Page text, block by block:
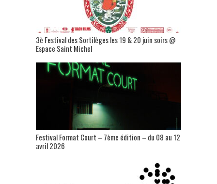
3è Festival des Sortilèges les 19 & 20 juin soirs @
Espace Saint Michel
Festival Format Court – 7ème édition – du 08 au 12
avril 2026